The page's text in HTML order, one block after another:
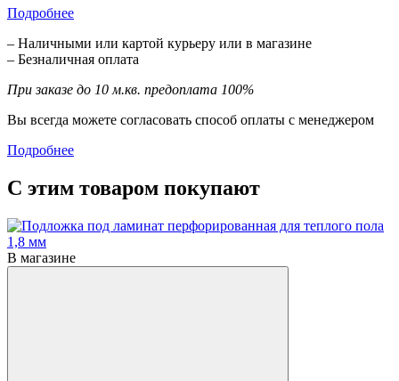
Подробнее
– Наличными или картой курьеру или в магазине
– Безналичная оплата
При заказе до 10 м.кв. предоплата 100%
Вы всегда можете согласовать способ оплаты с менеджером
Подробнее
С этим товаром покупают
В магазине